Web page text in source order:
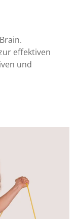
effektiven
und